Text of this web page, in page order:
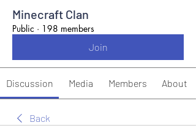
Minecraft Clan
Public · 198 members
Join
Discussion Media Members About
Back